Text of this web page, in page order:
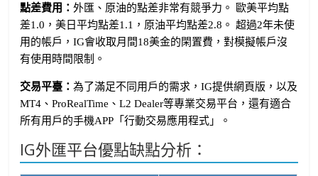
點差費用：外匯、原油的點差非常有競爭力。 歐美平均點
差1.0，美日平均點差1.1，原油平均點差2.8。 超過2年未使
用的帳戶，IG會收取月間18美金的閑置費，對模擬帳戶沒
有使用時間限制。
交易平臺：為了滿足不同用戶的需求，IG提供網頁版，以及
MT4、ProRealTime、L2 Dealer等專業交易平台，還有適合
所有用戶的手機APP「行動交易應用程式」。
IG外匯平台優點缺點分析：